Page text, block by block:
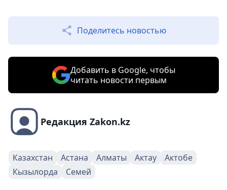
Поделитесь новостью
Добавить в Google, чтобы
читать новости первым
Редакция Zakon.kz
Казахстан Астана Алматы Актау
Актобе
Кызылорда
Семей